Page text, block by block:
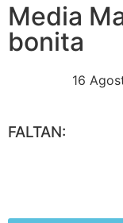
Media
bonita
16
FALTAN: